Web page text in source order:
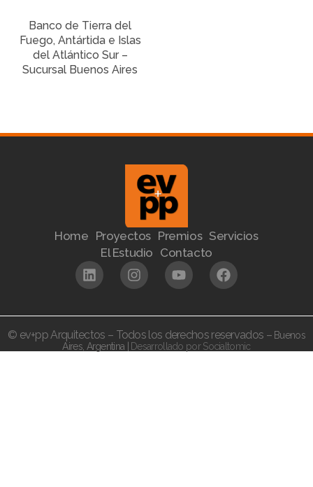
Banco de Tierra del
Fuego, Antártida e Islas
del Atlántico Sur –
Sucursal Buenos Aires
Home Proyectos Premios Servicios
El Estudio Contacto
© ev+pp Arquitectos – Todos los derechos reservados – Buenos
Aires, Argentina | Desarrollado por Socialtomic